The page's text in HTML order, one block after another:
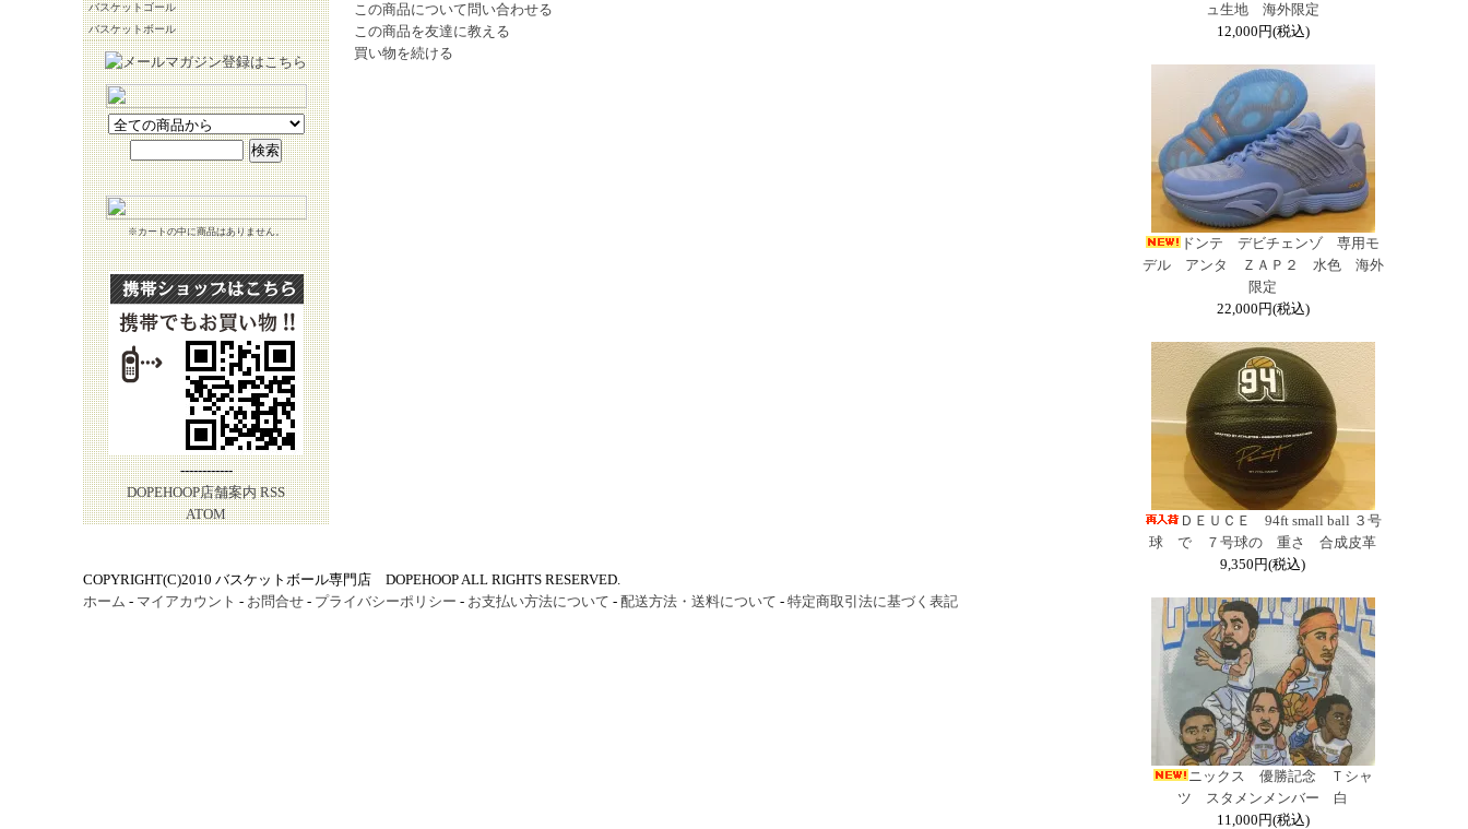
バスケットゴール
バスケットボール
※カートの中に商品はありません。
------------
DOPEHOOP店舗案内 RSS
ATOM
ュ生地 海外限定
12,000円(税込)
ドンテ デビチェンゾ 専用モ
デル アンタ ＺＡＰ２ 水色 海外
限定
22,000円(税込)
ＤＥＵＣＥ 94ft small ball ３号
球 で ７号球の 重さ 合成皮革
9,350円(税込)
ニックス 優勝記念 Ｔシャ
ツ スタメンメンバー 白
11,000円(税込)
この商品について問い合わせる
この商品を友達に教える
買い物を続ける
COPYRIGHT(C)2010 バスケットボール専門店 DOPEHOOP ALL RIGHTS RESERVED.
ホーム - マイアカウント - お問合せ - プライバシーポリシー - お支払い方法について - 配送方法・送料について - 特定商取引法に基づく表記